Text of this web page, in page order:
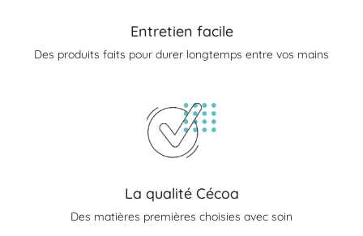
Entretien facile
Des produits faits pour durer longtemps entre vos mains
La qualité Cécoa
Des matières premières choisies avec soin